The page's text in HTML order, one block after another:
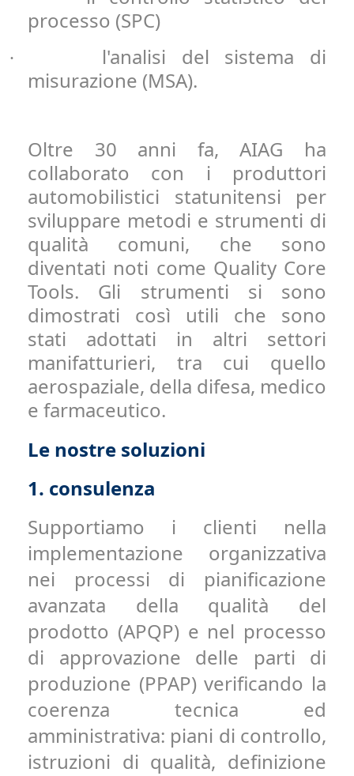
processo (SPC)
·
l'analisi del sistema di
misurazione (MSA).
Oltre 30 anni fa, AIAG ha
collaborato con i produttori
automobilistici statunitensi per
sviluppare metodi e strumenti di
qualità comuni, che sono
diventati noti come Quality Core
Tools. Gli strumenti si sono
dimostrati così utili che sono
stati adottati in altri settori
manifatturieri, tra cui quello
aerospaziale, della difesa, medico
e farmaceutico.
Le nostre soluzioni
1. consulenza
Supportiamo i clienti nella
implementazione organizzativa
nei processi di pianificazione
avanzata della qualità del
prodotto (APQP) e nel processo
di approvazione delle parti di
produzione (PPAP) verificando la
coerenza tecnica ed
amministrativa: piani di controllo,
istruzioni di qualità, definizione